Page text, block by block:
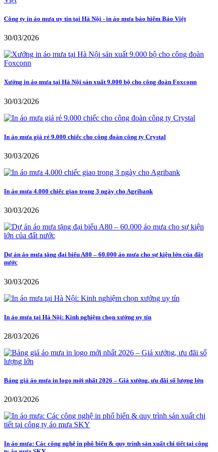
Công ty in áo mưa uy tín tại Hà Nội - in áo mưa bảo hiểm Bảo Việt
30/03/2026
Xưởng in áo mưa tại Hà Nội sản xuất 9.000 bộ cho công đoàn Foxconn
30/03/2026
In áo mưa giá rẻ 9.000 chiếc cho công đoàn công ty Crystal
30/03/2026
In áo mưa 4.000 chiếc giao trong 3 ngày cho Agribank
30/03/2026
Dự án áo mưa tặng đại biểu A80 – 60.000 áo mưa cho sự kiện lớn của đất
nước
30/03/2026
In áo mưa tại Hà Nội: Kinh nghiệm chọn xưởng uy tín
28/03/2026
Bảng giá áo mưa in logo mới nhất 2026 – Giá xưởng, ưu đãi số lượng lớn
20/03/2026
In áo mưa: Các công nghệ in phổ biến & quy trình sản xuất chi tiết tại công